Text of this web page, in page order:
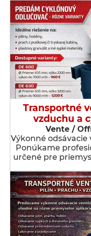
Transportné
vzduchu a
Vente /
Výkonné odsávacie
Ponúkame
určené pre